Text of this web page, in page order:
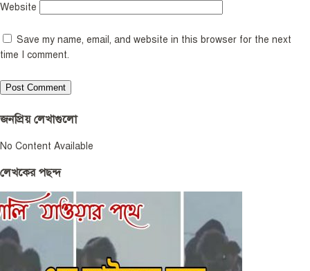
Website
Save my name, email, and website in this browser for the next
time I comment.
জনপ্রিয় লেখাগুলো
No Content Available
লেখকের পছন্দ